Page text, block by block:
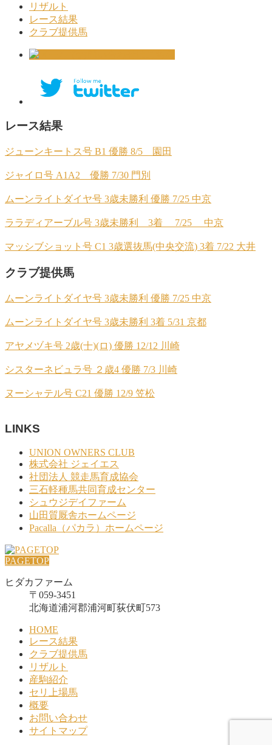
リザルト
レース結果
クラブ提供馬
レース結果
ジューンキートス号 B1 優勝 8/5 園田
ジャイロ号 A1A2 優勝 7/30 門別
ムーンライトダイヤ号 3歳未勝利 優勝 7/25 中京
ララディアーブル号 3歳未勝利 3着 7/25 中京
マッシブショット号 C1 3歳選抜馬(中央交流) 3着 7/22 大井
クラブ提供馬
ムーンライトダイヤ号 3歳未勝利 優勝 7/25 中京
ムーンライトダイヤ号 3歳未勝利 3着 5/31 京都
アヤメヅキ号 2歳(十)(ロ) 優勝 12/12 川崎
シスターネビュラ号 ２歳4 優勝 7/3 川崎
ヌーシャテル号 C21 優勝 12/9 笠松
LINKS
UNION OWNERS CLUB
株式会社 ジェイエス
社団法人 競走馬育成協会
三石軽種馬共同育成センター
シュウジデイファーム
山田質厩舎ホームページ
Pacalla（パカラ）ホームページ
PAGETOP
ヒダカファーム
〒059-3451
北海道浦河郡浦河町荻伏町573
HOME
レース結果
クラブ提供馬
リザルト
産駒紹介
セリ上場馬
概要
お問い合わせ
サイトマップ